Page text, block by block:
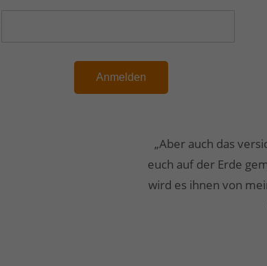
Anmelden
„Aber auch das
euch auf der Erde
wird es ihnen von